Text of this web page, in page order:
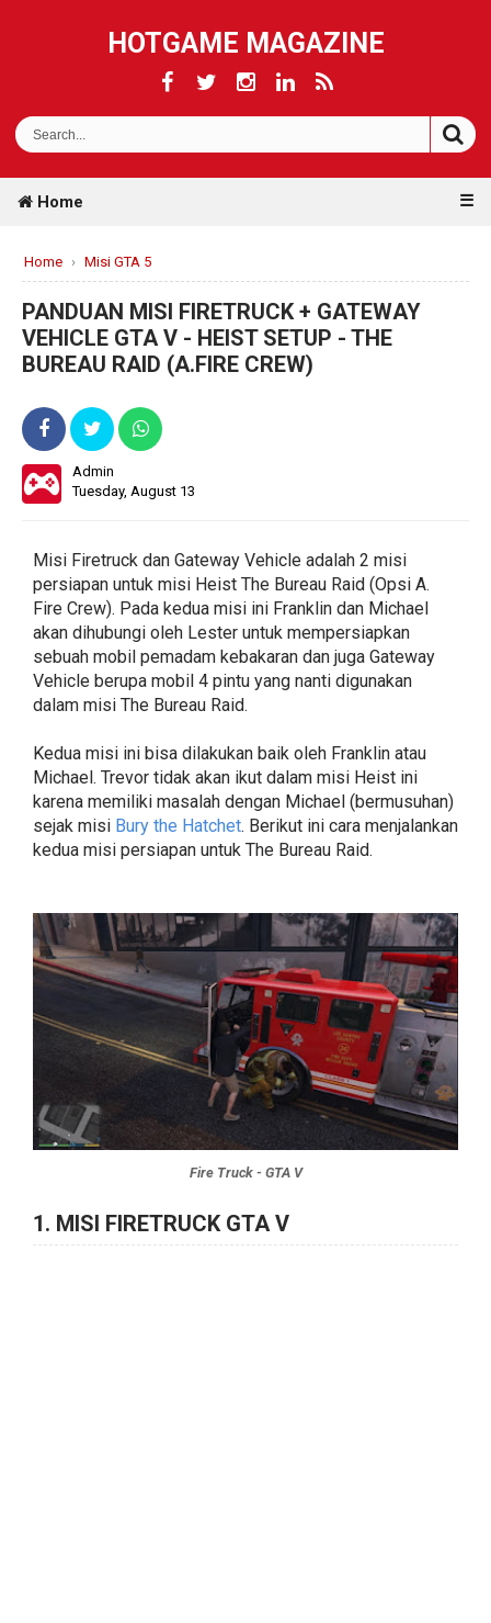
HOTGAME MAGAZINE
Home ☰
Home › Misi GTA 5
PANDUAN MISI FIRETRUCK + GATEWAY
VEHICLE GTA V - HEIST SETUP - THE
BUREAU RAID (A.FIRE CREW)
Admin
Tuesday, August 13
Misi Firetruck dan Gateway Vehicle adalah 2 misi
persiapan untuk misi Heist The Bureau Raid (Opsi A.
Fire Crew). Pada kedua misi ini Franklin dan Michael
akan dihubungi oleh Lester untuk mempersiapkan
sebuah mobil pemadam kebakaran dan juga Gateway
Vehicle berupa mobil 4 pintu yang nanti digunakan
dalam misi The Bureau Raid.
Kedua misi ini bisa dilakukan baik oleh Franklin atau
Michael. Trevor tidak akan ikut dalam misi Heist ini
karena memiliki masalah dengan Michael (bermusuhan)
sejak misi Bury the Hatchet. Berikut ini cara menjalankan
kedua misi persiapan untuk The Bureau Raid.
Fire Truck - GTA V
1. MISI FIRETRUCK GTA V